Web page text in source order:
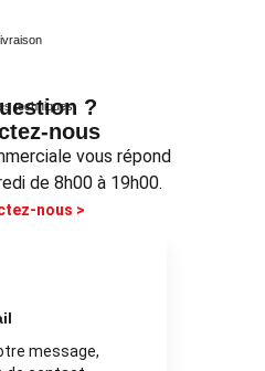
techniques
?
nous
vous répond
de 8h00 à 19h00.
nous >
message,